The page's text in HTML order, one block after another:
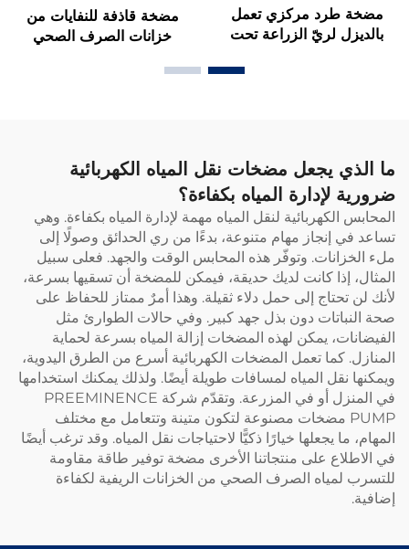
مضخة طرد مركزي تعمل
بالديزل لريّ الزراعة تحت
حصانًا، ٧٥ حصانًا، ١٠٠
للمصنّع (OEM)
مضخة قاذفة للنفايات من
خزانات الصرف الصحي
ما الذي يجعل مضخات نقل المياه الكهربائية
ضرورية لإدارة المياه بكفاءة؟
المحابس الكهربائية لنقل المياه مهمة لإدارة المياه بكفاءة. وهي
تساعد في إنجاز مهام متنوعة، بدءًا من ري الحدائق وصولًا إلى
ملء الخزانات. وتوفّر هذه المحابس الوقت والجهد. فعلى سبيل
المثال، إذا كانت لديك حديقة، فيمكن للمضخة أن تسقيها بسرعة،
لأنك لن تحتاج إلى حمل دلاء ثقيلة. وهذا أمرٌ ممتاز للحفاظ على
صحة النباتات دون بذل جهد كبير. وفي حالات الطوارئ مثل
الفيضانات، يمكن لهذه المضخات إزالة المياه بسرعة لحماية
المنازل. كما تعمل المضخات الكهربائية أسرع من الطرق اليدوية،
ويمكنها نقل المياه لمسافات طويلة أيضًا. ولذلك يمكنك استخدامها
في المنزل أو في المزرعة. وتقدّم شركة PREEMINENCE
PUMP مضخات مصنوعة لتكون متينة وتتعامل مع مختلف
المهام، ما يجعلها خيارًا ذكيًّا لاحتياجات نقل المياه. وقد ترغب أيضًا
في الاطلاع على منتجاتنا الأخرى مضخة توفير طاقة مقاومة
للتسرب لمياه الصرف الصحي من الخزانات الريفية لكفاءة
إضافية.